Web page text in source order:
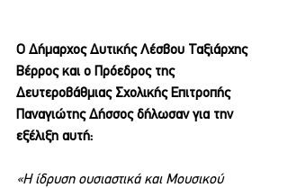
Ο Δήμαρχος Δυτικής Λέσβου Ταξιάρχης
Βέρρος και ο Πρόεδρος της
Δευτεροβάθμιας Σχολικής Επιτροπής
Παναγιώτης Δήσσος δήλωσαν για την
εξέλιξη αυτή:
«Η ίδρυση ουσιαστικά και Μουσικού